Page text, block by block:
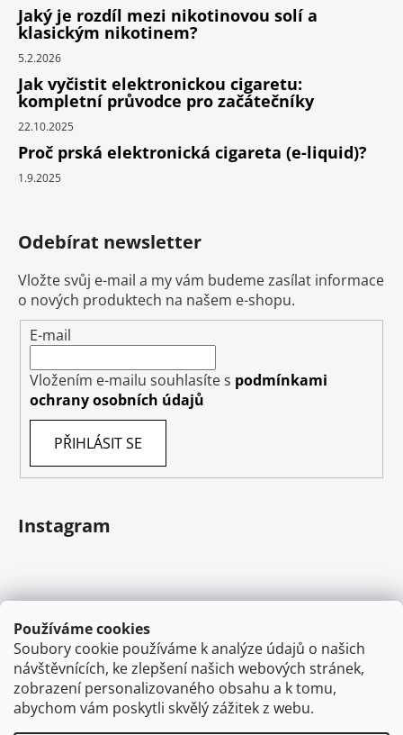
Používáme cookies
Soubory cookie používáme k analýze údajů o našich
návštěvnících, ke zlepšení našich webových stránek,
zobrazení personalizovaného obsahu a k tomu,
abychom vám poskytli skvělý zážitek z webu.
Jaký je rozdíl mezi nikotinovou solí a
klasickým nikotinem?
5.2.2026
Jak vyčistit elektronickou cigaretu:
kompletní průvodce pro začátečníky
22.10.2025
Proč prská elektronická cigareta (e-liquid)?
1.9.2025
Odebírat newsletter
Vložte svůj e-mail a my vám budeme zasílat informace
o nových produktech na našem e-shopu.
E-mail
Vložením e-mailu souhlasíte s podmínkami
ochrany osobních údajů
PŘIHLÁSIT SE
Instagram
Sledovat na Instagramu